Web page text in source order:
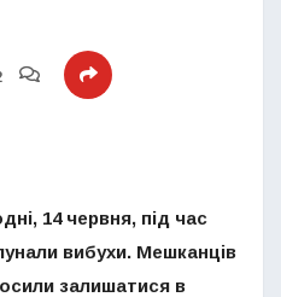
14 червня, під час
вибухи. Мешканців
залишатися в